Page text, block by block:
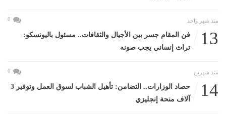
منذ شهر واحد 0
13
فن المقام جسر بين الأجيال والثقافات.. مسئول باليونسكو:
تراث إنساني يجب صونه
منذ شهرين 0
14
حصاد الوزارات.. التضامن: تأهيل الشباب لسوق العمل وتوفير 3
آلاف منحة إنجليزي